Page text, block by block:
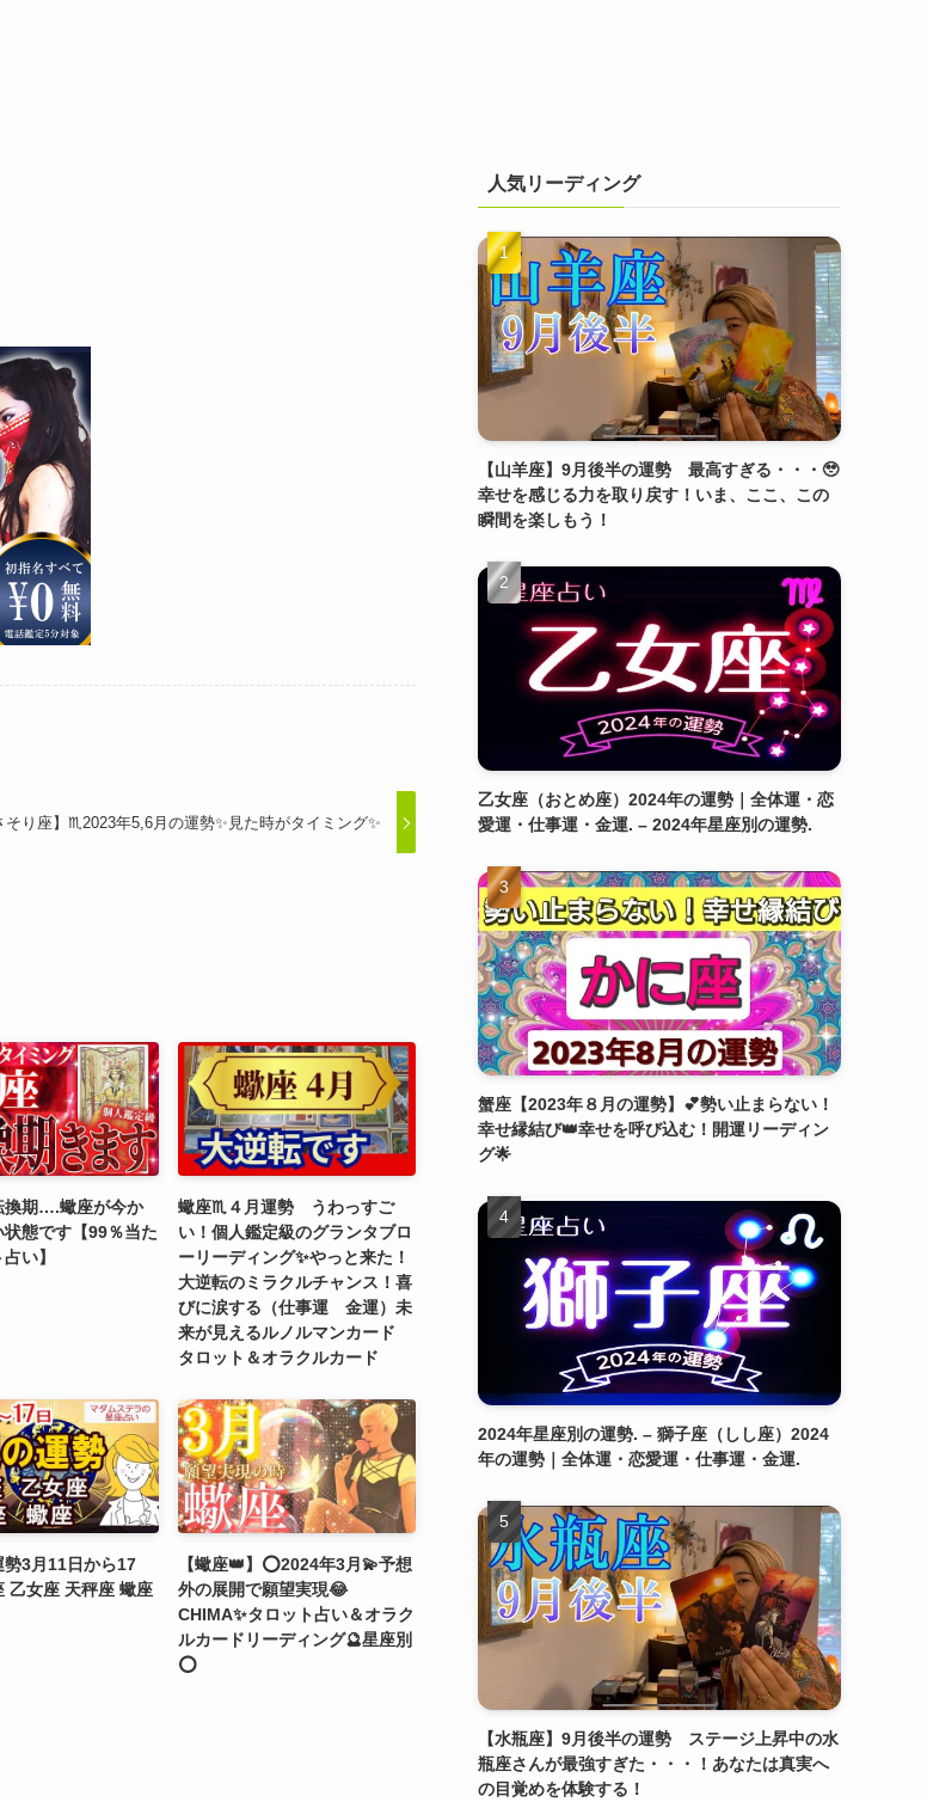
そり座】♏2023年5,6月の運勢✨見た時がタイミング✨
換期….蠍座が今か
態です【99％当た
い】
蠍座♏４月運勢 うわっすご
い！個人鑑定級のグランタブロ
ーリーディング✨やっと来た！
大逆転のミラクルチャンス！喜
びに涙する（仕事運 金運）未
来が見えるルノルマンカード
タロット＆オラクルカード
勢3月11日から17
乙女座 天秤座 蠍座
【蠍座👑】⭕2024年3月💫予想
外の展開で願望実現😂
CHIMA✨タロット占い＆オラク
ルカードリーディング🔮星座別
⭕
人気リーディング
【山羊座】9月後半の運勢 最高すぎる・・・🥹
幸せを感じる力を取り戻す！いま、ここ、この
瞬間を楽しもう！
乙女座（おとめ座）2024年の運勢｜全体運・恋
愛運・仕事運・金運. – 2024年星座別の運勢.
蟹座【2023年８月の運勢】💕勢い止まらない！
幸せ縁結び👑幸せを呼び込む！開運リーディン
グ🌟
2024年星座別の運勢. – 獅子座（しし座）2024
年の運勢｜全体運・恋愛運・仕事運・金運.
【水瓶座】9月後半の運勢 ステージ上昇中の水
瓶座さんが最強すぎた・・・！あなたは真実へ
の目覚めを体験する！